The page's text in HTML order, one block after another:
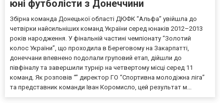
юні футболісти з Донеччини
Збірна команда Донецької області ДЮФК “Альфа” увійшла до
четвірки найсильніших команд України серед юнаків 2012–2013
років народження. У фінальній частині чемпіонату “Золотий
колос України”, що проходила в Береговому на Закарпатті,
донеччани впевнено подолали груповий етап, дійшли до
півфіналу та завершили турнір на четвертому місці серед 11
команд. Як розповів “” директор ГО “Спортивна молодіжна ліга”
та представник команди Іван Коромисло, цей результат м...